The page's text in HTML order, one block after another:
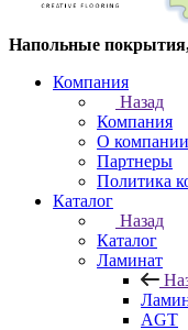
Напольные
Компания
Назад
Компания
О компании
Партнеры
Политика
Каталог
Назад
Каталог
Ламинат
AGT